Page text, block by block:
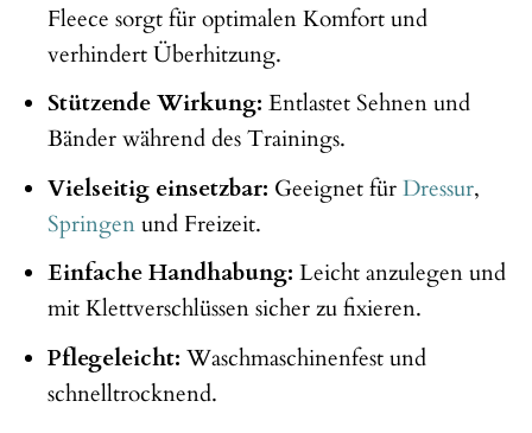
Fleece sorgt für optimalen Komfort und
verhindert Überhitzung.
Stützende Wirkung: Entlastet Sehnen und
Bänder während des Trainings.
Vielseitig einsetzbar: Geeignet fürDressur,
Springenund Freizeit.
Einfache Handhabung: Leicht anzulegen und
mit Klettverschlüssen sicher zu fixieren.
Pflegeleicht: Waschmaschinenfest und
schnelltrocknend.